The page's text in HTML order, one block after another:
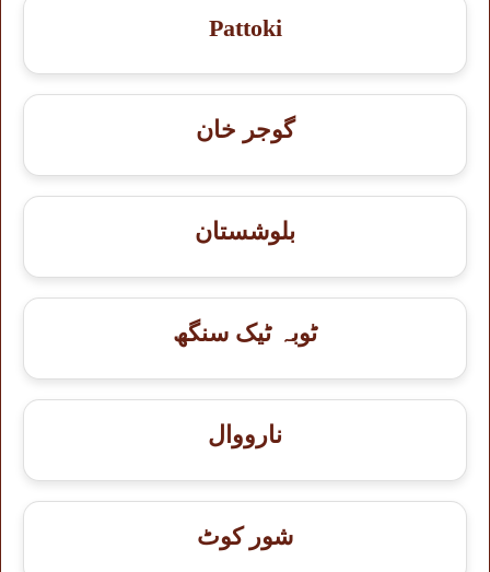
Pattoki
گوجر خان
بلوشستان
ٹوبہ ٹیک سنگھ
نارووال
شور کوٹ